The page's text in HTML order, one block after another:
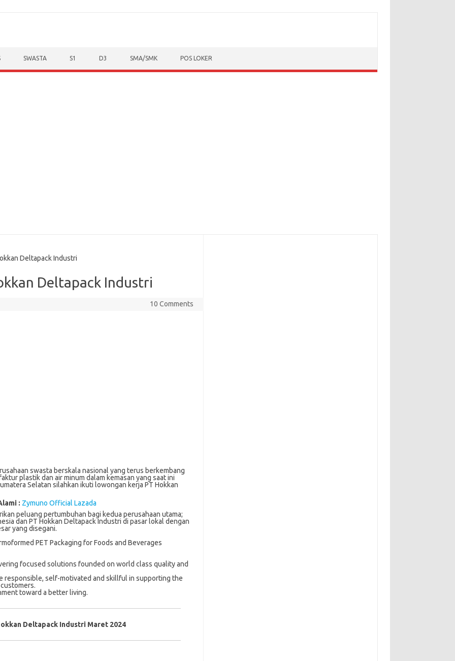
SWASTA S1 D3 SMA/SMK POS LOKER
Deltapack Industri
Deltapack Industri
10 Comments
swasta berskala nasional yang terus berkembang
plastik dan air minum dalam kemasan yang saat ini
Selatan silahkan ikuti lowongan kerja PT Hokkan
: Zymuno Official Lazada
peluang pertumbuhan bagi kedua perusahaan utama;
dan PT Hokkan Deltapack Industri di pasar lokal dengan
yang disegani.
PET Packaging for Foods and Beverages
focused solutions founded on world class quality and
responsible, self-motivated and skillful in supporting the
toward a better living.
Deltapack Industri Maret 2024